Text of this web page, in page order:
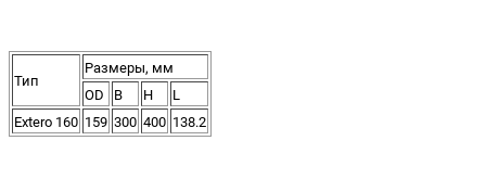
Тип
Размеры, мм
OD
B H
L
Extero 160 159 300 400 138.2